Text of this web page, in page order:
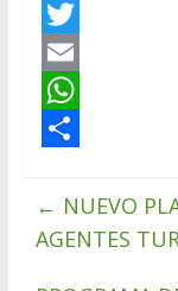
F
a
c
e
o
o
T
w
t
e
E
m
i
l
W
a
t
o
m
← NUEVO
AGENTES